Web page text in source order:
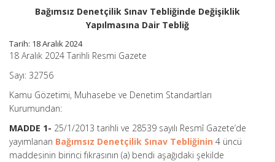
Bağımsız Denetçilik Sınav Tebliğinde Değişiklik
Yapılmasına Dair Tebliğ
Tarih: 18 Aralık 2024
18 Aralık 2024 Tarihli Resmi Gazete
Sayı: 32756
Kamu Gözetimi, Muhasebe ve Denetim Standartları
Kurumundan:
MADDE 1- 25/1/2013 tarihli ve 28539 sayılı Resmî Gazete’de
yayımlanan Bağımsız Denetçilik Sınav Tebliğinin 4 üncü
maddesinin birinci fıkrasının (a) bendi aşağıdaki şekilde